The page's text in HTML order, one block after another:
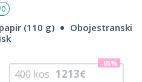
(110 g)
Obojestranski
400 kos 1213€
-65%